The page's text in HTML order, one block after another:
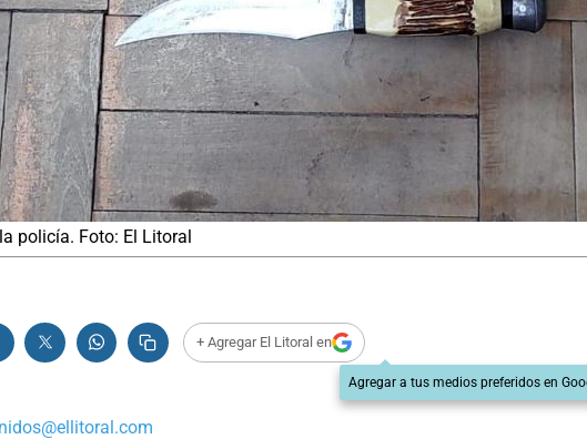
policía. Foto: El Litoral
+ Agregar El Litoral en
Agregar a tus medios preferidos en